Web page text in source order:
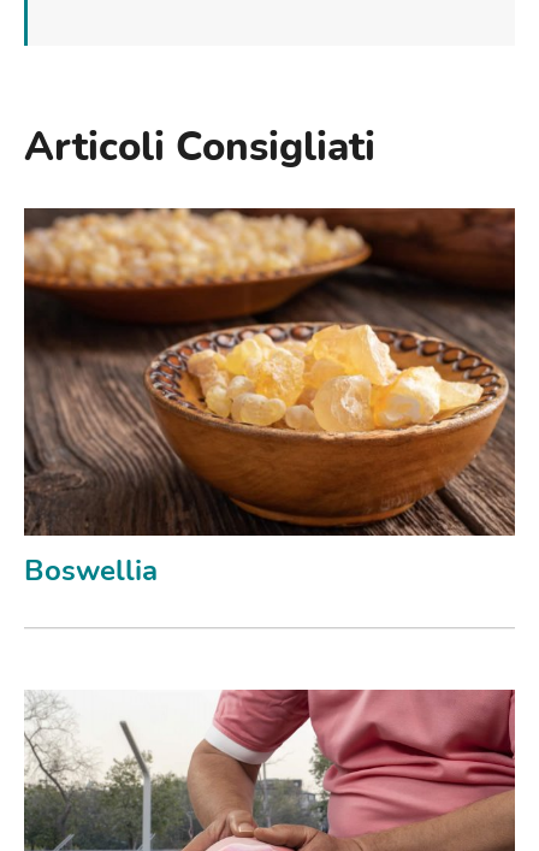
Articoli Consigliati
Boswellia